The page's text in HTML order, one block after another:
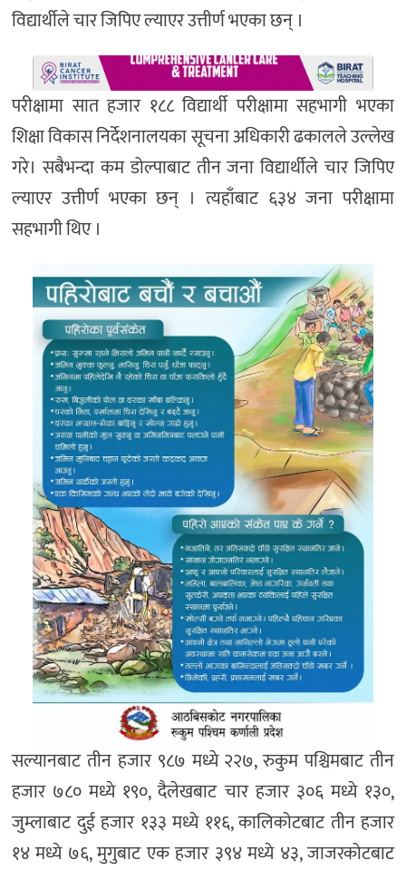
विद्यार्थीले चार जिपिए ल्याएर उत्तीर्ण भएका छन् ।
परीक्षामा सात हजार १८८ विद्यार्थी परीक्षामा सहभागी भएका
शिक्षा विकास निर्देशनालयका सूचना अधिकारी ढकालले उल्लेख
गरे। सबैभन्दा कम डोल्पाबाट तीन जना विद्यार्थीले चार जिपिए
ल्याएर उत्तीर्ण भएका छन् । त्यहाँबाट ६३४ जना परीक्षामा
सहभागी थिए ।
सल्यानबाट तीन हजार ९८७ मध्ये २२७, रुकुम पश्चिमबाट तीन
हजार ७८० मध्ये १९०, दैलेखबाट चार हजार ३०६ मध्ये १३०,
जुम्लाबाट दुई हजार १३३ मध्ये ११६, कालिकोटबाट तीन हजार
१४ मध्ये ७६, मुगुबाट एक हजार ३९४ मध्ये ४३, जाजरकोटबाट